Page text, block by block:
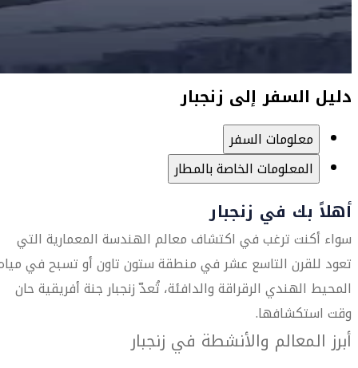
دليل السفر إلى زنجبار
معلومات السفر
المعلومات الخاصة بالمطار
أهلاً بك في زنجبار
سواء أكنت ترغب في اكتشاف معالم الهندسة المعمارية التي
تعود للقرن التاسع عشر في منطقة ستون تاون أو تسبح في
المحيط الهندي الرقراقة والدافئة، تُعدّ زنجبار جنة أفريقية حان
وقت استكشافها.
أبرز المعالم والأنشطة في زنجبار